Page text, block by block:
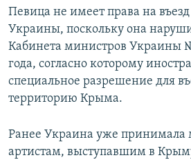
Певица не имеет права на
Украины, поскольку она
Кабинета министров Украины
года, согласно которому
специальное разрешение для
территорию Крыма.
Ранее Украина уже принимала
артистам, выступавшим в